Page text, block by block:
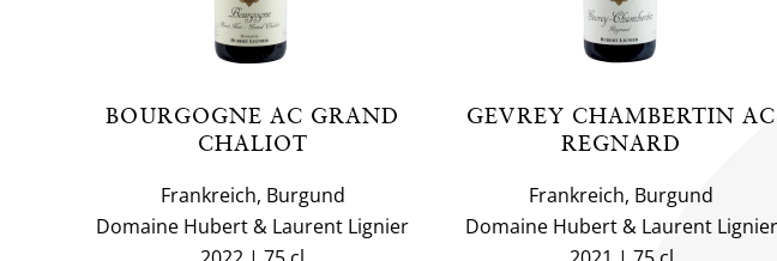
BOURGOGNE AC GRAND
CHALIOT
Frankreich, Burgund
Domaine Hubert & Laurent Lignier
GEVREY CHAMBERTIN AC
REGNARD
Frankreich, Burgund
Domaine Hubert & Laurent Lignier